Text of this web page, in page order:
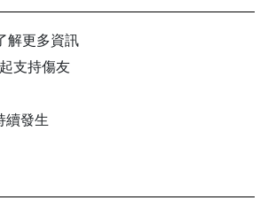
解更多資訊
支持傷友
續發生